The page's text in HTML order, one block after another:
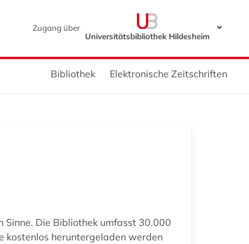
Zugang über
Universitätsbibliothek Hildesheim
Bibliothek Elektronische Zeitschriften
Die Bibliothek umfasst 30.000
kostenlos heruntergeladen werden